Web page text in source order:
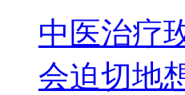
中医治疗
会迫切地